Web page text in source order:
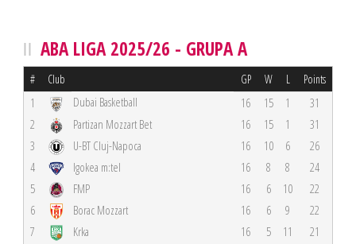
ABA LIGA 2025/26 - GRUPA A
# Club GP W L Points
1 Dubai Basketball 16 15 1
31
2
Partizan Mozzart Bet 16 15 1
31
3
U-BT Cluj-Napoca 16 10 6
26
4
Igokea m:tel 16 8 8
24
5
FMP 16 6 10
22
6
Borac Mozzart 16 6 9
22
7
Krka 16 5 11
21